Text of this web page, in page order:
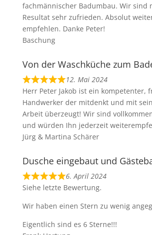
fachmännischer Badumbau. Wir sind
Resultat sehr zufrieden. Absolut
empfehlen. Danke Peter!
Baschung
Von der Waschküche zum
12. Mai 2024
Herr Peter Jakob ist ein kompetenter,
Handwerker der mitdenkt und mit
Arbeit überzeugt! Wir sind
und würden Ihn jederzeit
Jürg & Martina Schärer
Dusche eingebaut und
6. April 2024
Siehe letzte Bewertung.
Wir haben einen Stern zu wenig
Eigentlich sind es 6 Sterne!!!